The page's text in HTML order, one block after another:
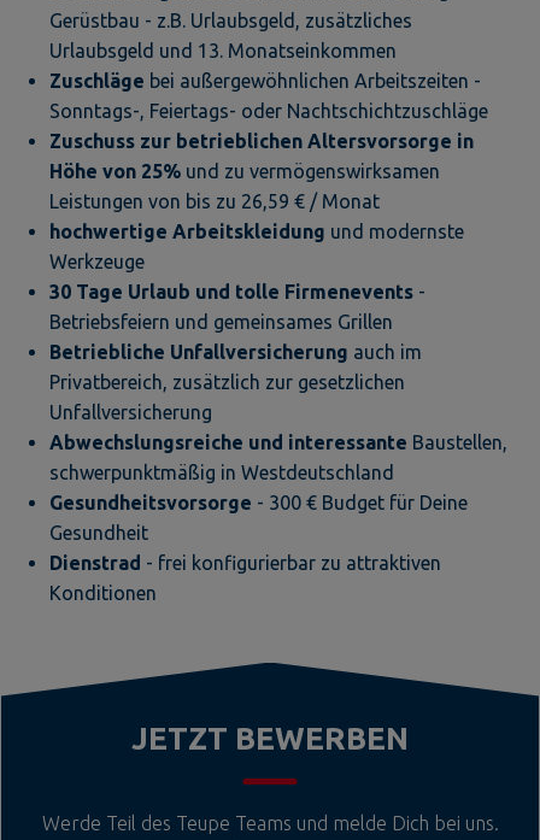
Gerüstbau - z.B. Urlaubsgeld, zusätzliches
Urlaubsgeld und 13. Monatseinkommen
Zuschläge bei außergewöhnlichen Arbeitszeiten -
Sonntags-, Feiertags- oder Nachtschichtzuschläge
Zuschuss zur betrieblichen Altersvorsorge in
Höhe von 25% und zu vermögenswirksamen
Leistungen von bis zu 26,59 € / Monat
hochwertige Arbeitskleidung und modernste
Werkzeuge
30 Tage Urlaub und tolle Firmenevents -
Betriebsfeiern und gemeinsames Grillen
Betriebliche Unfallversicherung auch im
Privatbereich, zusätzlich zur gesetzlichen
Unfallversicherung
Abwechslungsreiche und interessante Baustellen,
schwerpunktmäßig in Westdeutschland
Gesundheitsvorsorge - 300 € Budget für Deine
Gesundheit
Dienstrad - frei konfigurierbar zu attraktiven
Konditionen
JETZT BEWERBEN
Werde Teil des Teupe Teams und melde Dich bei uns.